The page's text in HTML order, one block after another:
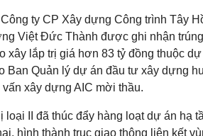
ty CP Xây dựng Công trình Tây
Việt Đức Thành được ghi nhận
xây lắp trị giá hơn 83 tỷ đồng thuộc
Ban Quản lý dự án đầu tư xây dựng
xây dựng AIC mời thầu.
loại II đã thúc đẩy hàng loạt dự án hạ
hình thành trục giao thông liên kết